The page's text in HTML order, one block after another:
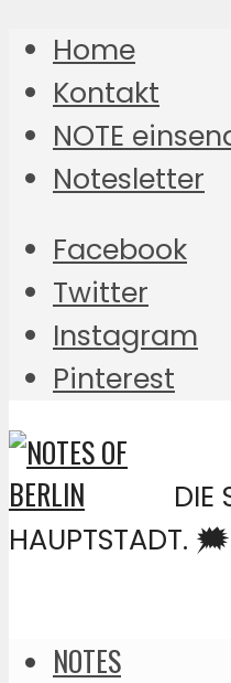
Home
Kontakt
NOTE
Notesletter
Facebook
Twitter
Instagram
Pinterest
DIE
HAUPTSTADT. 🗯️
NOTES